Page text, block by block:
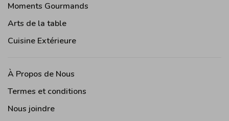
Moments Gourmands
Arts de la table
Cuisine Extérieure
À Propos de Nous
Termes et conditions
Nous joindre